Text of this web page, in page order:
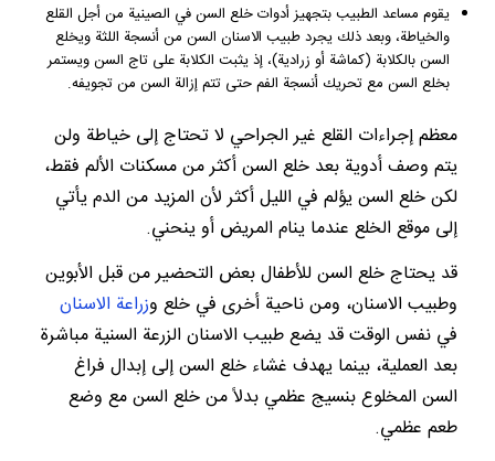
يقوم مساعد الطبيب بتجهيز أدوات خلع السن في الصينية من أجل القلع
والخياطة، وبعد ذلك يجرد طبيب الاسنان السن من أنسجة اللثة ويخلع
السن بالكلابة (كماشة أو زرادية)، إذ يثبت الكلابة على تاج السن ويستمر
بخلع السن مع تحريك أنسجة الفم حتى تتم إزالة السن من تجويفه.
معظم إجراءات القلع غير الجراحي لا تحتاج إلى خياطة ولن
يتم وصف أدوية بعد خلع السن أكثر من مسكنات الألم فقط،
لكن خلع السن يؤلم في الليل أكثر لأن المزيد من الدم يأتي
إلى موقع الخلع عندما ينام المريض أو ينحني.
قد يحتاج خلع السن للأطفال بعض التحضير من قبل الأبوين
وطبيب الاسنان، ومن ناحية أخرى في خلع وزراعة الاسنان
في نفس الوقت قد يضع طبيب الاسنان الزرعة السنية مباشرة
بعد العملية، بينما يهدف غشاء خلع السن إلى إبدال فراغ
السن المخلوع بنسيج عظمي بدلاً من خلع السن مع وضع
طعم عظمي.